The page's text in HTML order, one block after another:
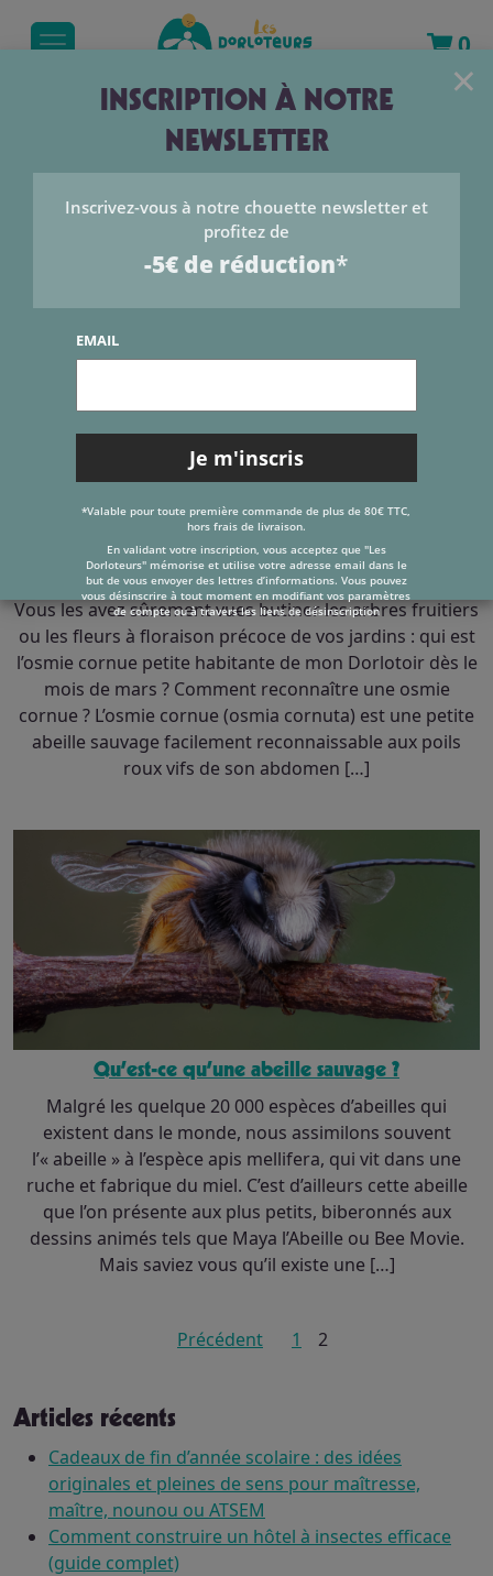
0
LE BLOG
Dorlotoir ?
Vous les avez sûrement vues butiner les arbres fruitiers
ou les fleurs à floraison précoce de vos jardins : qui est
l’osmie cornue petite habitante de mon Dorlotoir dès le
mois de mars ? Comment reconnaître une osmie
cornue ? L’osmie cornue (osmia cornuta) est une petite
abeille sauvage facilement reconnaissable aux poils
roux vifs de son abdomen […]
Qu’est-ce qu’une abeille sauvage ?
Malgré les quelque 20 000 espèces d’abeilles qui
existent dans le monde, nous assimilons souvent
l’« abeille » à l’espèce apis mellifera, qui vit dans une
ruche et fabrique du miel. C’est d’ailleurs cette abeille
que l’on présente aux plus petits, biberonnés aux
dessins animés tels que Maya l’Abeille ou Bee Movie.
Mais saviez vous qu’il existe une […]
Pagination
Précédent 1 2
Articles récents
Cadeaux de fin d’année scolaire : des idées
originales et pleines de sens pour maîtresse,
maître, nounou ou ATSEM
Comment construire un hôtel à insectes efficace
(guide complet)
×
INSCRIPTION À NOTRE
NEWSLETTER
Inscrivez-vous à notre chouette newsletter et
profitez de
-5€ de réduction*
EMAIL
*Valable pour toute première commande de plus de 80€ TTC,
hors frais de livraison.
En validant votre inscription, vous acceptez que "Les
Dorloteurs" mémorise et utilise votre adresse email dans le
but de vous envoyer des lettres d’informations. Vous pouvez
vous désinscrire à tout moment en modifiant vos paramètres
de compte ou à travers les liens de désinscription